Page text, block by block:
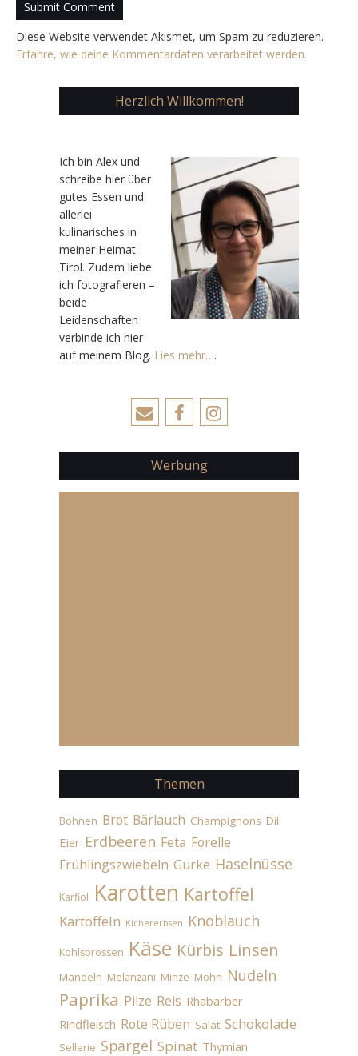
Diese Website verwendet Akismet, um Spam zu reduzieren.
Erfahre, wie deine Kommentardaten verarbeitet werden.
Herzlich Willkommen!
Ich bin Alex und
schreibe hier über
gutes Essen und
allerlei
kulinarisches in
meiner Heimat
Tirol. Zudem liebe
ich fotografieren –
beide
Leidenschaften
verbinde ich hier
auf meinem Blog. Lies mehr….
Werbung
Themen
Bohnen Brot Bärlauch Champignons Dill
Eier Erdbeeren Feta Forelle
Frühlingszwiebeln Gurke Haselnüsse
Karfiol Karotten Kartoffel
Kartoffeln Kichererbsen Knoblauch
Kohlsprossen Käse Kürbis Linsen
Mandeln Melanzani Minze Mohn Nudeln
Paprika Pilze Reis Rhabarber
Rindfleisch Rote Rüben Salat Schokolade
Sellerie Spargel Spinat Thymian